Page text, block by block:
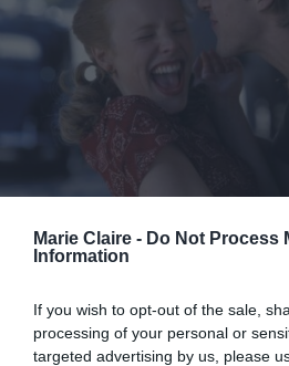
Marie Claire - Do Not Process
Information
If you wish to opt-out of the sale,
processing of your personal or
targeted advertising by us, please
Αυτά είναι τα έξι πιο
By Mcteam
ADVERTISEMENT - CONTINUE